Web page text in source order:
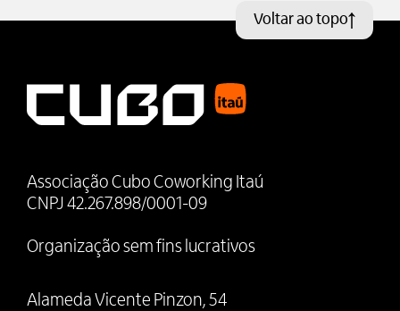
Voltar ao topo
Associação Cubo Coworking Itaú
CNPJ 42.267.898/0001-09
Organização sem fins lucrativos
Alameda Vicente Pinzon, 54